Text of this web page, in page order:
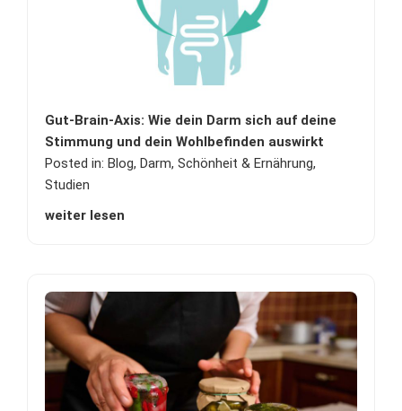
Gut-Brain-Axis: Wie dein Darm sich auf deine
Stimmung und dein Wohlbefinden auswirkt
Posted in: Blog, Darm,Schönheit & Ernährung,
Studien
weiter lesen